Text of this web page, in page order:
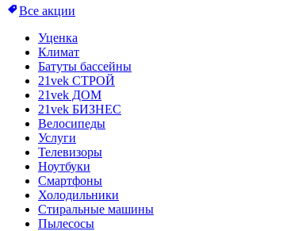
Все акции
Уценка
Климат
Батуты бассейны
21vek СТРОЙ
21vek ДОМ
21vek БИЗНЕС
Велосипеды
Услуги
Телевизоры
Ноутбуки
Смартфоны
Холодильники
Стиральные машины
Пылесосы